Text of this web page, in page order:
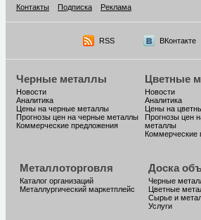
Контакты
Подписка Реклама
RSS ВКонтакте
Черные металлы
Новости
Аналитика
Цены на черные металлы
Прогнозы цен на черные металлы
Коммерческие предложения
Цветные
Новости
Аналитика
Цены на
Прогнозы цен
металлы
Коммерческие
Металлоторговля
Каталог организаций
Металлургический маркетплейс
Доска
Черные
Цветные
Сырье и
Услуги